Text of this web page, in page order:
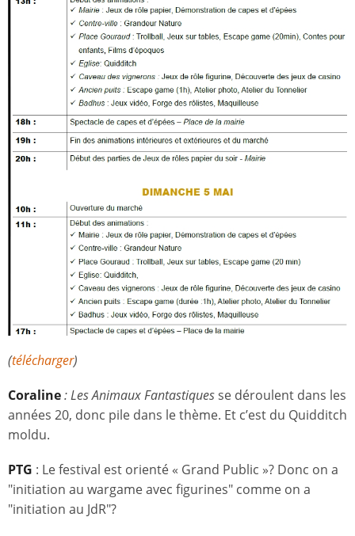
(télécharger)
Coraline: Les Animaux Fantastiquesse déroulent dans les
années 20, donc pile dans le thème. Et c’est du Quidditch
moldu.
PTG : Le festival est orienté « Grand Public »? Donc on a
"initiation au wargame avec figurines" comme on a
"initiation au JdR"?